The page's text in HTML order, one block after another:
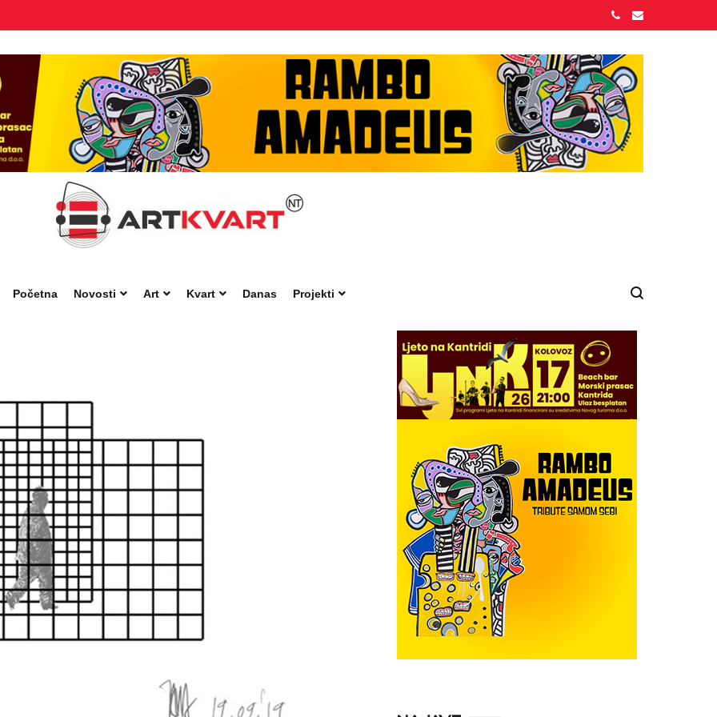
Početna
Novosti Art Kvart Danas Projekti